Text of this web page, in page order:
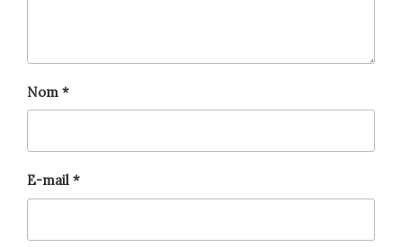
Nom *
E-mail *